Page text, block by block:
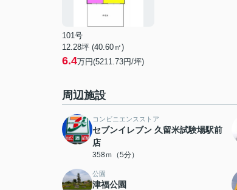
101号
12.28坪 (40.60㎡)
6.4万円(5211.73円/坪)
周辺施設
コンビニエンスストア
セブンイレブン 久留米試験場駅前
店
358ｍ（5分）
公園
津福公園